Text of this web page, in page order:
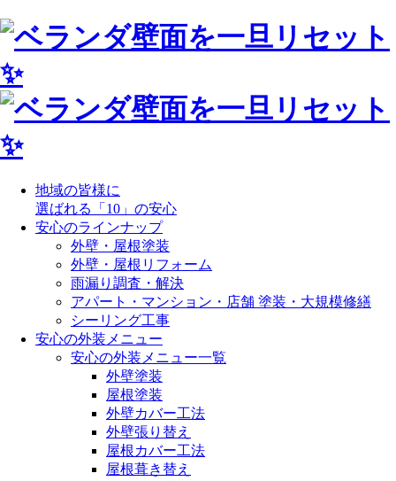
地域の皆様に
選ばれる「10」の安心
安心のラインナップ
外壁・屋根塗装
外壁・屋根リフォーム
雨漏り調査・解決
アパート・マンション・店舗 塗装・大規模修繕
シーリング工事
安心の外装メニュー
安心の外装メニュー一覧
外壁塗装
屋根塗装
外壁カバー工法
外壁張り替え
屋根カバー工法
屋根葺き替え